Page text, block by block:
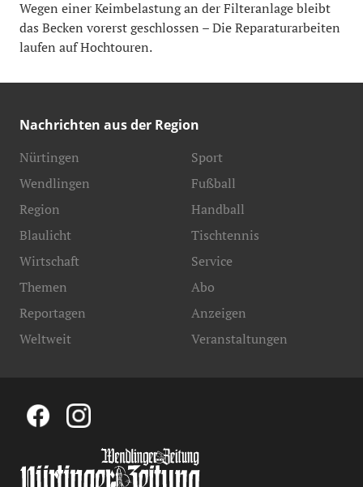
Wegen einer Keimbelastung an der Filteranlage bleibt
das Becken vorerst geschlossen – Die Reparaturarbeiten
laufen auf Hochtouren.
Nachrichten aus der Region
Nürtingen
Wendlingen
Region
Blaulicht
Sport
Fußball
Handball
Tischtennis
Wirtschaft
Themen
Reportagen
Weltweit
Service
Abo
Anzeigen
Veranstaltungen